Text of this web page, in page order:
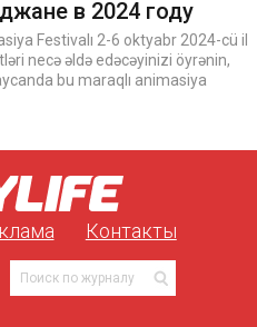
в 2024 году
Festivalı 2-6 oktyabr 2024-cü il
necə əldə edəcəyinizi öyrənin,
bu maraqlı animasiya
Контакты